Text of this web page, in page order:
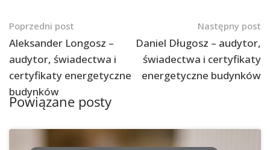
Nawigacja
po
postach
Poprzedni post
Aleksander Longosz –
audytor, świadectwa i
certyfikaty energetyczne
budynków
Następny post
Daniel Długosz – audytor,
świadectwa i certyfikaty
energetyczne budynków
Powiązane posty